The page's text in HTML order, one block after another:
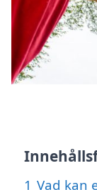
1 Vad kan